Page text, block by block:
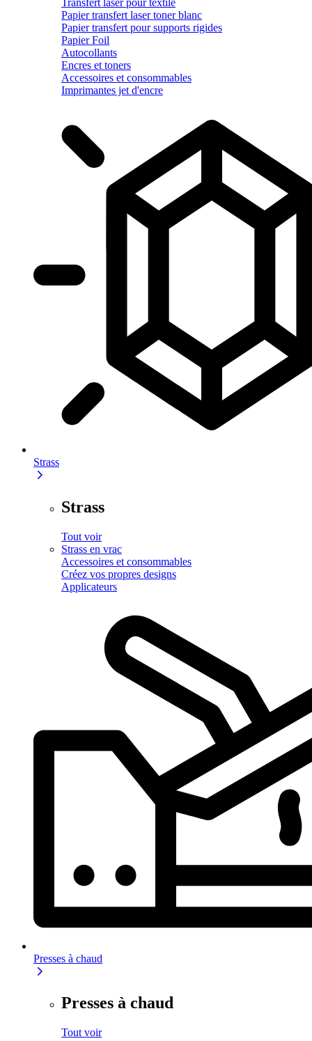
Papier transfert laser toner blanc
Papier transfert pour supports rigides
Papier Foil
Autocollants
Encres et toners
Accessoires et consommables
Imprimantes jet d'encre
Strass
Strass
Tout voir
Strass en vrac
Accessoires et consommables
Créez vos propres designs
Applicateurs
Presses à chaud
Presses à chaud
Tout voir